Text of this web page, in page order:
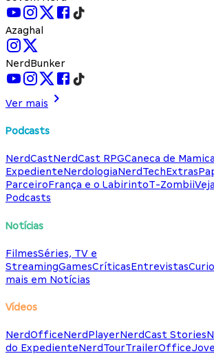
Azaghal
NerdBunker
Ver mais
Podcasts
NerdCastNerdCast RPGCaneca de
ExpedienteNerdologiaNerdTechExtras
ParceiroFrança e o LabirintoT-Zombii
Podcasts
Notícias
FilmesSéries, TV e
StreamingGamesCríticasEntrevistas
mais em Notícias
Vídeos
NerdOfficeNerdPlayerNerdCast Stories
do ExpedienteNerdTourTrailerOffice